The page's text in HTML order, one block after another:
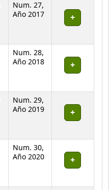
Num. 27,
Año 2017
Num. 28,
Año 2018
Num. 29,
Año 2019
Num. 30,
Año 2020